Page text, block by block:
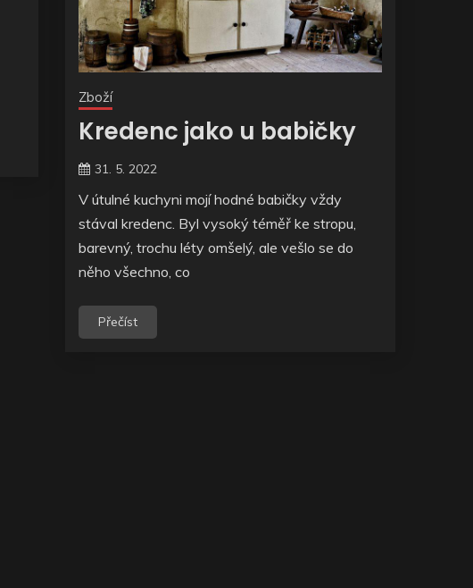
Zboží
Kredenc jako u babičky
31. 5. 2022
V útulné kuchyni mojí hodné babičky vždy
stával kredenc. Byl vysoký téměř ke stropu,
barevný, trochu léty omšelý, ale vešlo se do
něho všechno, co
Přečíst